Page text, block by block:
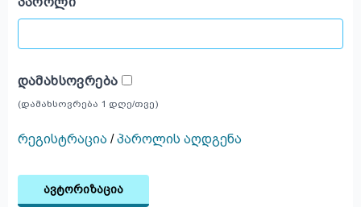
ᲓᲐᲛᲐᲮᲡᲝᲕᲠᲔᲑᲐ
(დამახსოვრება 1 დღე/თვე)
რეგისტრაცია /პაროლის აღდგენა
ავტორიზაცია